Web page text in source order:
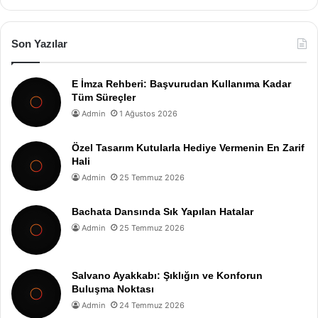
Son Yazılar
E İmza Rehberi: Başvurudan Kullanıma Kadar
Tüm Süreçler
Admin 1 Ağustos 2026
Özel Tasarım Kutularla Hediye Vermenin En Zarif
Hali
Admin 25 Temmuz 2026
Bachata Dansında Sık Yapılan Hatalar
Admin 25 Temmuz 2026
Salvano Ayakkabı: Şıklığın ve Konforun
Buluşma Noktası
Admin 24 Temmuz 2026